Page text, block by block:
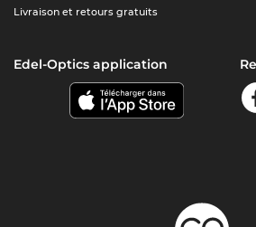
Livraison et retours gratuits
Edel-Optics application